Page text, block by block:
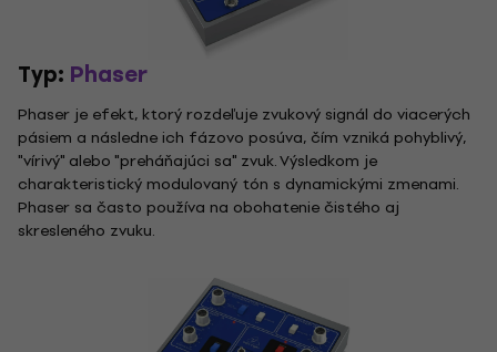
Typ: Phaser
Phaser je efekt, ktorý rozdeľuje zvukový signál do viacerých
pásiem a následne ich fázovo posúva, čím vzniká pohyblivý,
"vírivý" alebo "preháňajúci sa" zvuk. Výsledkom je
charakteristický modulovaný tón s dynamickými zmenami.
Phaser sa často používa na obohatenie čistého aj
skresleného zvuku.